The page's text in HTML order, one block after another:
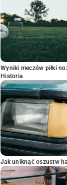
Wyniki meczów piłki
Historia
Jak uniknąć oszustw